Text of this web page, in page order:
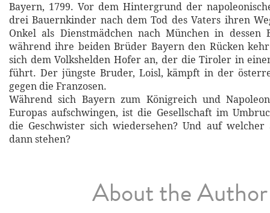
Bayern, 1799. Vor dem Hintergrund der
drei Bauernkinder nach dem Tod des Vaters ihren
Onkel als Dienstmädchen nach München in dessen
während ihre beiden Brüder Bayern den Rücken
sich dem Volkshelden Hofer an, der die Tiroler in
führt. Der jüngste Bruder, Loisl, kämpft in der
gegen die Franzosen.
Während sich Bayern zum Königreich und
Europas aufschwingen, ist die Gesellschaft im
die Geschwister sich wiedersehen? Und auf welcher
dann stehen?
About the Author